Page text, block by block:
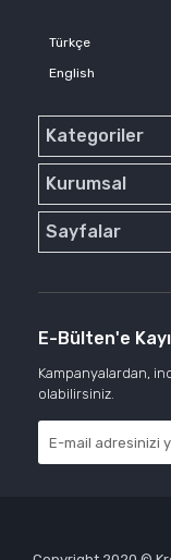
Türkçe
English
Kategoriler
Kurumsal
Sayfalar
E-Bülten'e
Kampanyalardan,
olabilirsiniz.